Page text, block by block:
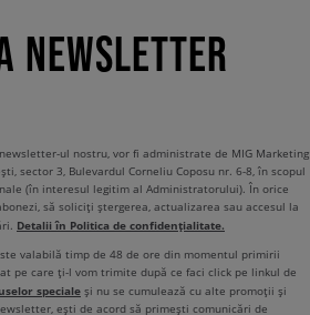
NEWSLETTER
ul nostru, vor fi administrate de MIG Marketing
sector 3, Bulevardul Corneliu Coposu nr. 6-8, în scopul
(în interesul legitim al Administratorului). În orice
să soliciți ștergerea, actualizarea sau accesul la
Detalii în Politica de confidențialitate.
valabilă timp de 48 de ore din momentul primirii
pe care ți-l vom trimite după ce faci click pe linkul de
speciale și nu se cumulează cu alte promoții și
ești de acord să primești comunicări de